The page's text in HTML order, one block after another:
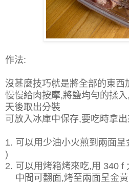
作法:
沒甚麼技巧就是將全部的東
慢慢給肉按摩,將鹽均勻的揉
天後取出分裝
可放入冰庫中保存,要吃時拿
1. 可以用少油小火煎到兩面
)
2. 可以用烤箱烤來吃,用 340 f
中間可翻面,烤至兩面呈金